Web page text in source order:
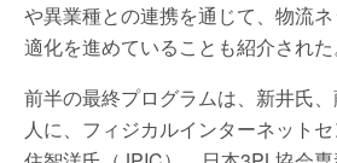
や異業種との連携を通じて、物流
適化を進めていることも紹介された
前半の最終プログラムは、新井氏
人に、フィジカルインターネット